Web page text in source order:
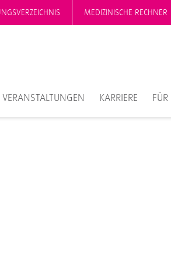
MEDIZINISCHE RECHNER
VERANSTALTUNGEN KARRIERE